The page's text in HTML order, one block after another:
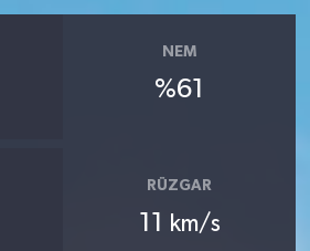
NEM
%61
RÜZGAR
11 km/s